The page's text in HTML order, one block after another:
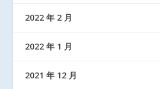
2022 年 2 月
2022 年 1 月
2021 年 12 月